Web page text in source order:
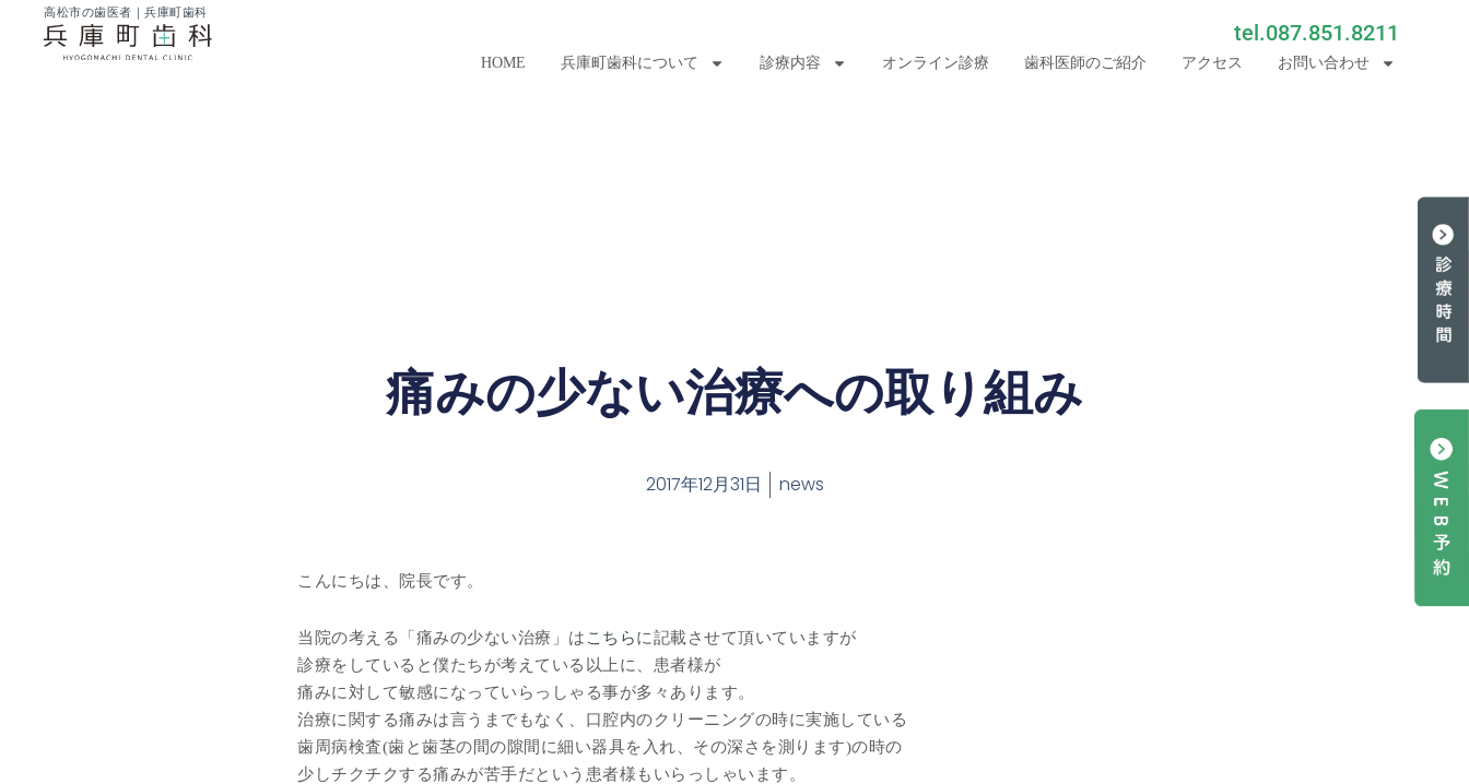
高松市の歯医者｜兵庫町歯科
tel.087.851.8211
HOME 兵庫町歯科について 診療内容 オンライン診療 歯科医師のご紹介 アクセス お問い合わせ
痛みの少ない治療への取り組み
2017年12月31日 news
こんにちは、院長です。
当院の考える「痛みの少ない治療」は こちらに記載させて頂いていますが
診療をしていると僕たちが考えている以上に、患者様が
痛みに対して敏感になっていらっしゃる事が多々あります。
治療に関する痛みは言うまでもなく、口腔内のクリーニングの時に実施している
歯周病検査(歯と歯茎の間の隙間に細い器具を入れ、その深さを測ります)の時の
少しチクチクする痛みが苦手だという患者様もいらっしゃいます。